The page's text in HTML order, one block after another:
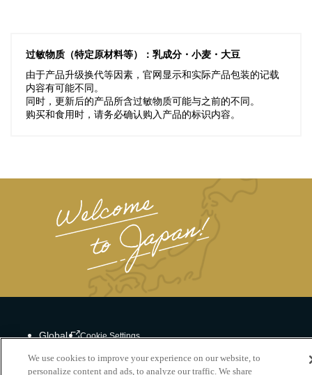
过敏物质（特定原材料等）：乳成分・小麦・大豆
由于产品升级换代等因素，官网显示和实际产品包装的记载
内容有可能不同。
同时，更新后的产品所含过敏物质可能与之前的不同。
购买和食用时，请务必确认购入产品的标识内容。
Global Cookie Settings
We use cookies to improve your experience on our website, to
personalize content and ads, to analyze our traffic. We share